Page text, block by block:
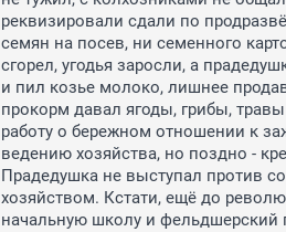
реквизировали сдали по
семян на посев, ни семенного
сгорел, угодья заросли, а
и пил козье молоко, лишнее
прокорм давал ягоды, грибы,
работу о бережном отношении к
ведению хозяйства, но поздно -
Прадедушка не выступал против
хозяйством. Кстати, ещё до
начальную школу и фельдшерский